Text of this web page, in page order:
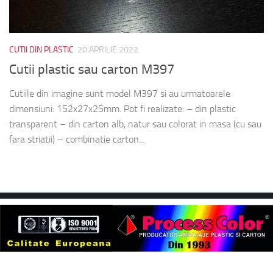
CUTII DIN PLASTIC 20 APRILIE 2022
Cutii plastic sau carton M397
Cutiile din imagine sunt model M397 si au urmatoarele
dimensiuni: 152x27x25mm. Pot fi realizate: – din plastic
transparent – din carton alb, natur sau colorat in masa (cu sau
fara striatii) – combinatie carton...